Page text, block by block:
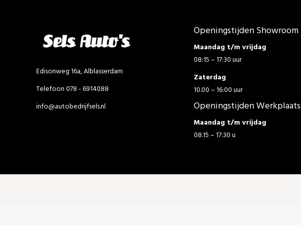
Edisonweg 16a, Alblasserdam
Telefoon 078 - 6914088
info@autobedrijfsels.nl
Openingstijden Showroom
Maandag t/m vrijdag
08:15 – 17:30 uur
Zaterdag
10.00 – 16:00 uur
Openingstijden Werkplaats
Maandag t/m vrijdag
08.15 – 17:30 u